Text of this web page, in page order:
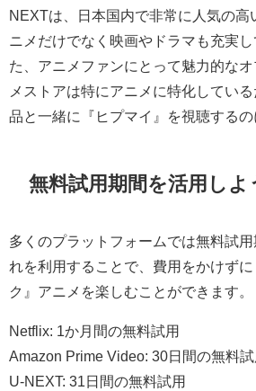
NEXTは、日本国内で非常に人気の高
ニメだけでなく映画やドラマも充実
た、アニメファンにとって魅力的な
メストアは特にアニメに特化してい
品と一緒に『ヒプマイ』を視聴するの
無料試用期間を活用しよ
多くのプラットフォームでは無料試
れを利用することで、費用をかけず
ク』アニメを楽しむことができます。
Netflix: 1か月間の無料試用
Amazon Prime Video: 30日間の無料試
U-NEXT: 31日間の無料試用